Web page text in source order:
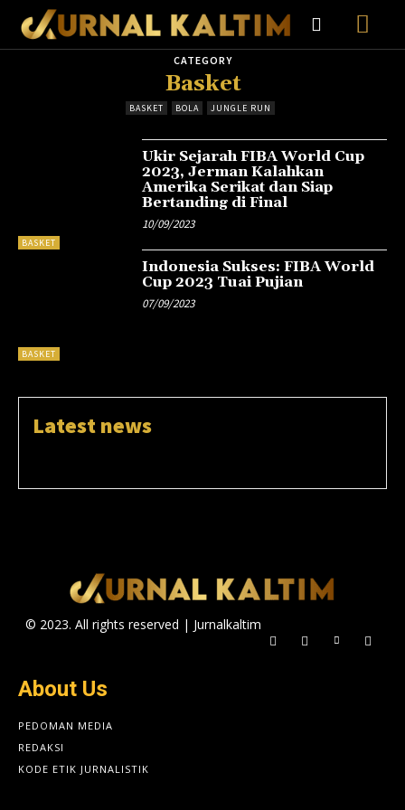
CATEGORY
Basket
BASKET BOLA JUNGLE RUN
BASKET
Ukir Sejarah FIBA World Cup
2023, Jerman Kalahkan
Amerika Serikat dan Siap
Bertanding di Final
10/09/2023
BASKET
Indonesia Sukses: FIBA World
Cup 2023 Tuai Pujian
07/09/2023
Latest news
© 2023. All rights reserved | Jurnalkaltim
About Us
PEDOMAN MEDIA
REDAKSI
KODE ETIK JURNALISTIK